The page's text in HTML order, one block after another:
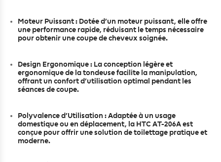
Moteur Puissant : Dotée d’un moteur puissant, elle offre
une performance rapide, réduisant le temps nécessaire
pour obtenir une coupe de cheveux soignée.
Design Ergonomique : La conception légère et
ergonomique de la tondeuse facilite la manipulation,
offrant un confort d’utilisation optimal pendant les
séances de coupe.
Polyvalence d’Utilisation : Adaptée à un usage
domestique ou en déplacement, la HTC AT-206A est
conçue pour offrir une solution de toilettage pratique et
moderne.